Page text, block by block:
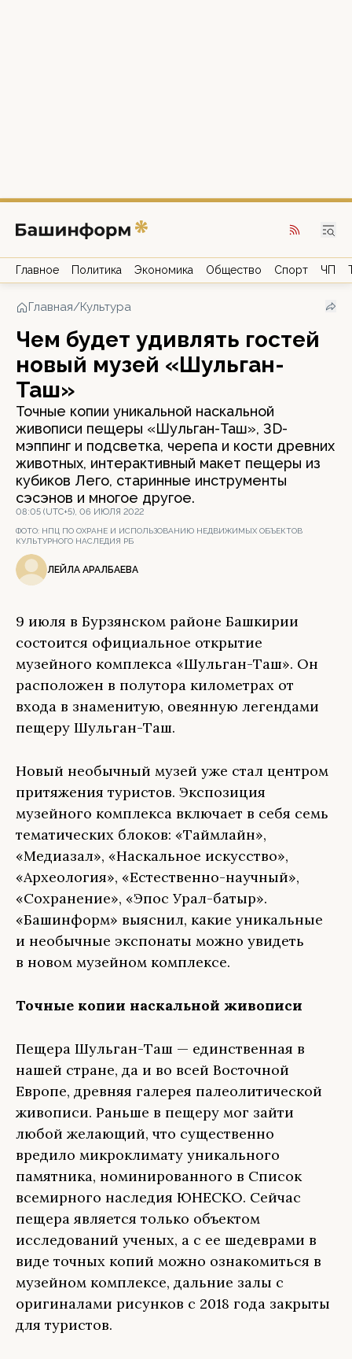
Главное Политика Экономика Общество Спорт ЧП
Главная/Культура
Чем будет удивлять гостей
новый музей «Шульган-
Таш»
Точные копии уникальной наскальной
живописи пещеры «Шульган-Таш», 3D-
мэппинг и подсветка, черепа и кости древних
животных, интерактивный макет пещеры из
кубиков Лего, старинные инструменты
сэсэнов и многое другое.
08:05 (UTC+5), 06 ИЮЛЯ 2022
ФОТО: НПЦ ПО ОХРАНЕ И ИСПОЛЬЗОВАНИЮ НЕДВИЖИМЫХ ОБЪЕКТОВ
КУЛЬТУРНОГО НАСЛЕДИЯ РБ
ЛЕЙЛА АРАЛБАЕВА
9 июля в Бурзянском районе Башкирии
состоится официальное открытие
музейного комплекса «Шульган-Таш». Он
расположен в полутора километрах от
входа в знаменитую, овеянную легендами
пещеру Шульган-Таш.
Новый необычный музей уже стал центром
притяжения туристов. Экспозиция
музейного комплекса включает в себя семь
тематических блоков: «Таймлайн»,
«Медиазал», «Наскальное искусство»,
«Археология», «Естественно-научный»,
«Сохранение», «Эпос Урал-батыр».
«Башинформ» выяснил, какие уникальные
и необычные экспонаты можно увидеть
в новом музейном комплексе.
Точные копии наскальной живописи
Пещера Шульган-Таш — единственная в
нашей стране, да и во всей Восточной
Европе, древняя галерея палеолитической
живописи. Раньше в пещеру мог зайти
любой желающий, что существенно
вредило микроклимату уникального
памятника, номинированного в Список
всемирного наследия ЮНЕСКО. Сейчас
пещера является только объектом
исследований ученых, а с ее шедеврами в
виде точных копий можно ознакомиться в
музейном комплексе, дальние залы с
оригиналами рисунков с 2018 года закрыты
для туристов.